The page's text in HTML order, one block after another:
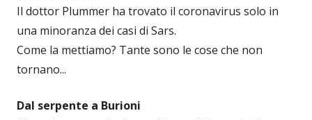
Il dottor Plummer ha trovato il coronavirus solo in
una minoranza dei casi di Sars.
Come la mettiamo? Tante sono le cose che non
tornano...
Dal serpente a Burioni